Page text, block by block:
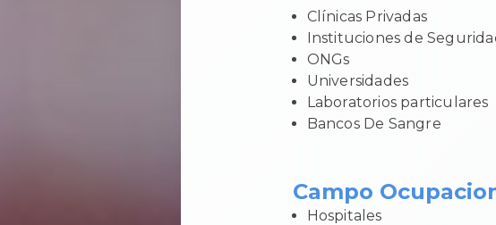
Clínicas Privadas
Instituciones de
ONGs
Universidades
Laboratorios particulares
Bancos De Sangre
Campo
Hospitales